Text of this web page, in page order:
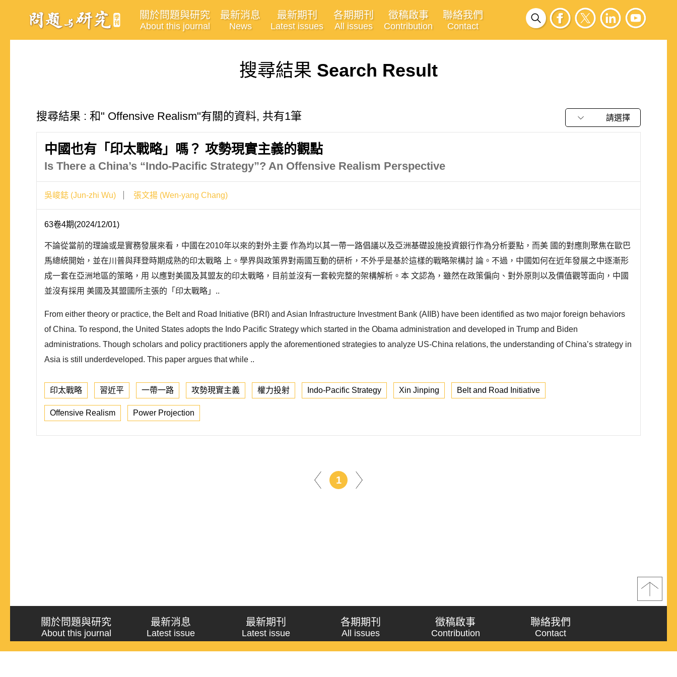
關於問題與研究
About this journal
最新消息
News
最新期刊
Latest issues
各期期刊
All issues
徵稿啟事
Contribution
聯絡我們
Contact
搜尋結果 Search Result
搜尋結果 : 和" Offensive Realism"有關的資料, 共有1筆 請選擇
中國也有「印太戰略」嗎？ 攻勢現實主義的觀點
Is There a China’s “Indo-Pacific Strategy”? An Offensive Realism Perspective
吳峻鋕 (Jun-zhi Wu) 張文揚 (Wen-yang Chang)
63卷4期(2024/12/01)
不論從當前的理論或是實務發展來看，中國在2010年以來的對外主要 作為均以其一帶一路倡議以及亞洲基礎設施投資銀行作為分析要點，而美 國的對應則聚焦在歐巴
馬總統開始，並在川普與拜登時期成熟的印太戰略 上。學界與政策界對兩國互動的研析，不外乎是基於這樣的戰略架構討 論。不過，中國如何在近年發展之中逐漸形
成一套在亞洲地區的策略，用 以應對美國及其盟友的印太戰略，目前並沒有一套較完整的架構解析。本 文認為，雖然在政策偏向、對外原則以及價值觀等面向，中國
並沒有採用 美國及其盟國所主張的「印太戰略」..
From either theory or practice, the Belt and Road Initiative (BRI) and Asian Infrastructure Investment Bank (AIIB) have been identified as two major foreign behaviors
of China. To respond, the United States adopts the Indo Pacific Strategy which started in the Obama administration and developed in Trump and Biden
administrations. Though scholars and policy practitioners apply the aforementioned strategies to analyze US-China relations, the understanding of China’s strategy in
Asia is still underdeveloped. This paper argues that while ..
印太戰略 習近平 一帶一路 攻勢現實主義 權力投射 Indo-Pacific Strategy Xin Jinping Belt and Road Initiative
Offensive Realism Power Projection
1
關於問題與研究
About this journal
最新消息
Latest issue
最新期刊
Latest issue
各期期刊
All issues
徵稿啟事
Contribution
聯絡我們
Contact